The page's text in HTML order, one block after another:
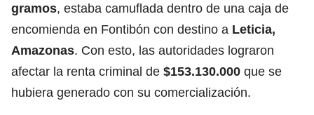
gramos, estaba camuflada dentro de una caja de
encomienda en Fontibón con destino a Leticia,
Amazonas. Con esto, las autoridades lograron
afectar la renta criminal de $153.130.000 que se
hubiera generado con su comercialización.